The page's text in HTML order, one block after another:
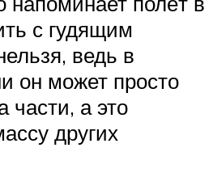
с гудящим
ведь в
он может просто
части, а это
других